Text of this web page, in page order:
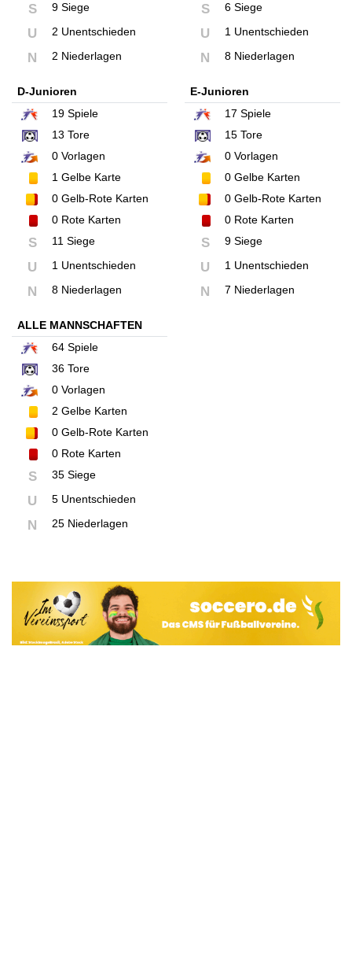
S 9 Siege
U 2 Unentschieden
N 2 Niederlagen
S 6 Siege
U 1 Unentschieden
N 8 Niederlagen
D-Junioren
19 Spiele
13 Tore
0 Vorlagen
1 Gelbe Karte
0 Gelb-Rote Karten
0 Rote Karten
S 11 Siege
U 1 Unentschieden
N 8 Niederlagen
E-Junioren
17 Spiele
15Tore
0Vorlagen
0Gelbe Karten
0Gelb-Rote Karten
0Rote Karten
S 9 Siege
U 1 Unentschieden
N 7 Niederlagen
ALLE MANNSCHAFTEN
64 Spiele
36 Tore
0 Vorlagen
2 Gelbe Karten
0 Gelb-Rote Karten
0 Rote Karten
S 35 Siege
U 5 Unentschieden
N 25 Niederlagen